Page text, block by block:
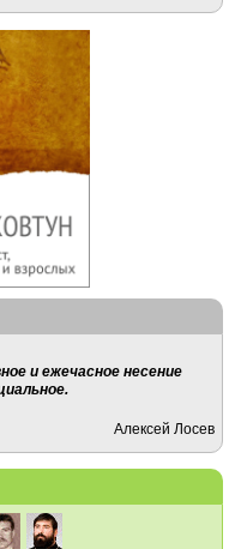
и ежечасное несение
Алексей Лосев